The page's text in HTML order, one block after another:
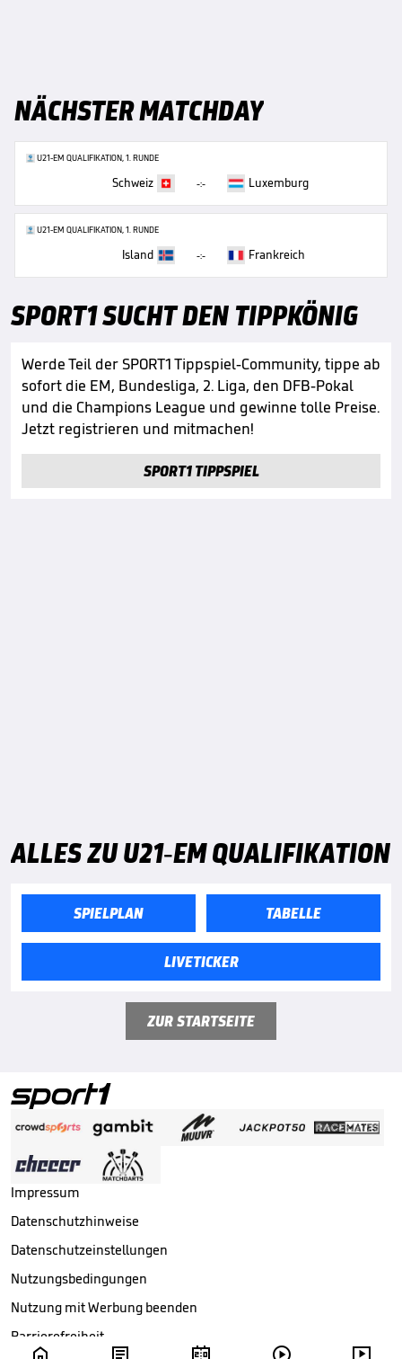
NÄCHSTER MATCHDAY
U21-EM QUALIFIKATION, 1. RUNDE
Schweiz -:- Luxemburg
U21-EM QUALIFIKATION, 1. RUNDE
Island -:- Frankreich
SPORT1 SUCHT DEN TIPPKÖNIG
Werde Teil der SPORT1 Tippspiel-Community, tippe ab
sofort die EM, Bundesliga, 2. Liga, den DFB-Pokal
und die Champions League und gewinne tolle Preise.
Jetzt registrieren und mitmachen!
SPORT1 TIPPSPIEL
ALLES ZU U21-EM QUALIFIKATION
SPIELPLAN TABELLE
LIVETICKER
    
ZUR STARTSEITE
Impressum
Datenschutzhinweise
Datenschutzeinstellungen
Nutzungsbedingungen
Nutzung mit Werbung beenden
Barrierefreiheit